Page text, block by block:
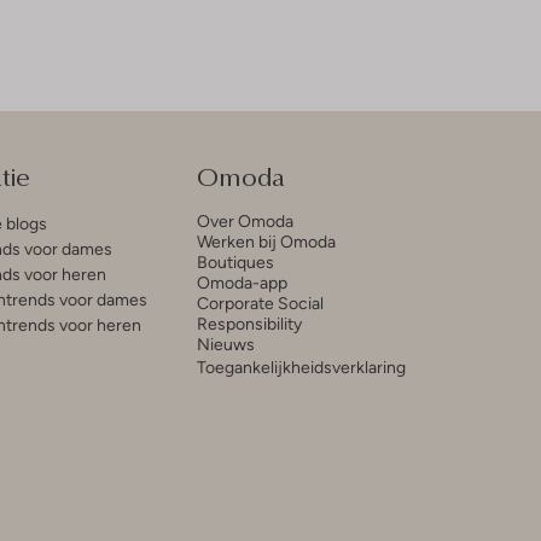
blogs
voor dames
voor heren
voor dames
voor heren
Omoda
Over Omoda
Werken bij Omoda
Boutiques
Omoda-app
Corporate Social
Responsibility
Nieuws
Toegankelijkheidsverklaring